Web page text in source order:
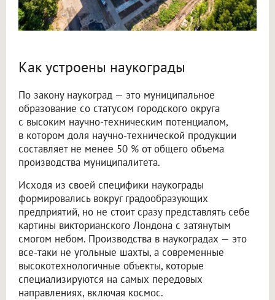
Как устроены наукограды
По закону наукоград — это муниципальное
образование со статусом городского округа
с высоким научно-техническим потенциалом,
в котором доля научно-технической продукции
составляет не менее 50 % от общего объема
производства муниципалитета.
Исходя из своей специфики наукограды
формировались вокруг градообразующих
предприятий, но не стоит сразу представлять себе
картины викторианского Лондона с затянутым
смогом небом. Производства в наукоградах — это
все-таки не угольные шахты, а современные
высокотехнологичные объекты, которые
специализируются на самых передовых
направлениях, включая космос.